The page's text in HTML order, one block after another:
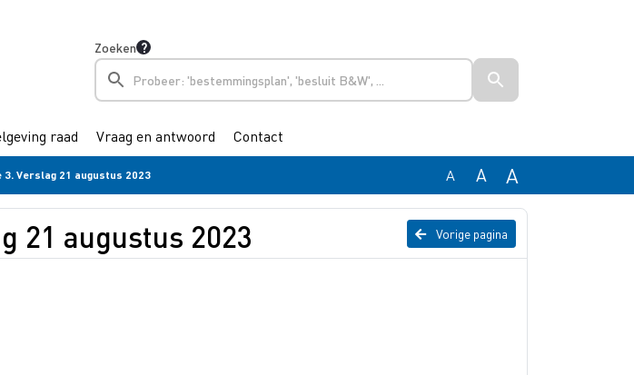
Zoeken
raad Vraag en antwoord Contact
3. Verslag 21 augustus 2023 A A A
Vorige pagina
21 augustus 2023